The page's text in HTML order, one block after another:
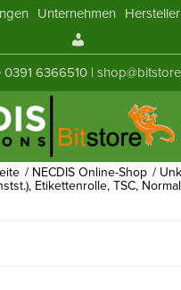
Unternehmen Hersteller
Konto
0391 6366510 |
/ NECDIS Online-Shop /
Etikettenrolle, TSC,